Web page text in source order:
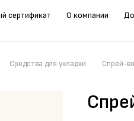
сертификат О компании
Средства для укладки Спрей-